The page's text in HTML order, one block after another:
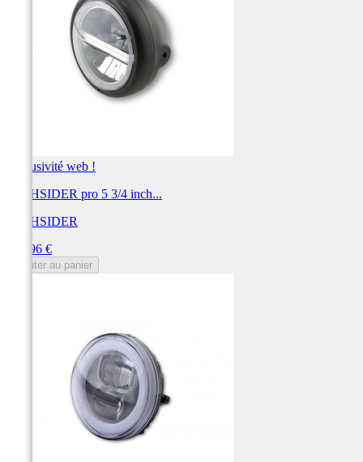
Exclusivité web !
HIGHSIDER pro 5 3/4 inch...
HIGHSIDER
289,96 €
Ajouter au panier